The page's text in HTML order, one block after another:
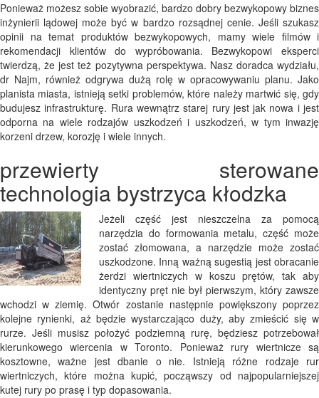
Ponieważ możesz sobie wyobrazić, bardzo dobry bezwykopowy biznes
inżynierii lądowej może być w bardzo rozsądnej cenie. Jeśli szukasz
opinii na temat produktów bezwykopowych, mamy wiele filmów i
rekomendacji klientów do wypróbowania. Bezwykopowi eksperci
twierdzą, że jest też pozytywna perspektywa. Nasz doradca wydziału,
dr Najm, również odgrywa dużą rolę w opracowywaniu planu. Jako
planista miasta, istnieją setki problemów, które należy martwić się, gdy
budujesz infrastrukturę. Rura wewnątrz starej rury jest jak nowa i jest
odporna na wiele rodzajów uszkodzeń i uszkodzeń, w tym inwazję
korzeni drzew, korozję i wiele innych.
przewierty sterowane
technologia bystrzyca kłodzka
Jeżeli część jest nieszczelna za pomocą
narzędzia do formowania metalu, część może
zostać złomowana, a narzędzie może zostać
uszkodzone. Inną ważną sugestią jest obracanie
żerdzi wiertniczych w koszu prętów, tak aby
identyczny pręt nie był pierwszym, który zawsze
wchodzi w ziemię. Otwór zostanie następnie powiększony poprzez
kolejne rynienki, aż będzie wystarczająco duży, aby zmieścić się w
rurze. Jeśli musisz położyć podziemną rurę, będziesz potrzebował
kierunkowego wiercenia w Toronto. Ponieważ rury wiertnicze są
kosztowne, ważne jest dbanie o nie. Istnieją różne rodzaje rur
wiertniczych, które można kupić, począwszy od najpopularniejszej
kutej rury po prasę i typ dopasowania.